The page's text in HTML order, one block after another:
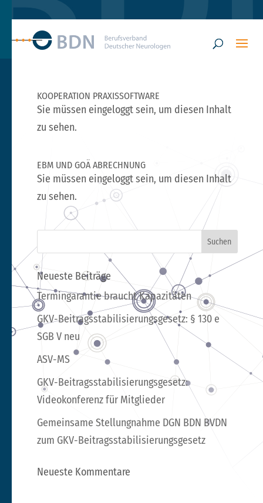
KOOPERATION PRAXISSOFTWARE
Sie müssen eingeloggt sein, um diesen Inhalt
zu sehen.
EBM UND GOÄ ABRECHNUNG
Sie müssen eingeloggt sein, um diesen Inhalt
zu sehen.
Neueste Beiträge
Termingarantie braucht Kapazitäten
GKV-Beitragsstabilisierungsgesetz: § 130 e
SGB V neu
ASV-MS
GKV-Beitragsstabilisierungsgesetz:
Videokonferenz für Mitglieder
Gemeinsame Stellungnahme DGN BDN BVDN
zum GKV-Beitragsstabilisierungsgesetz
Neueste Kommentare